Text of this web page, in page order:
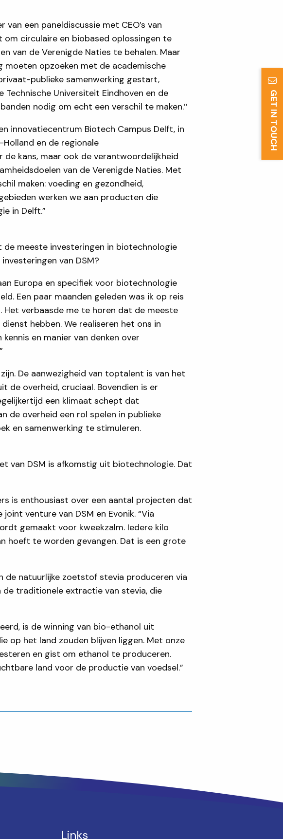
GET IN TOUCH
een paneldiscussie met CEO’s van
circulaire en biobased oplossingen te
van de Verenigde Naties te behalen. Maar
moeten opzoeken met de academische
publieke samenwerking gestart,
Universiteit Eindhoven en de
nodig om echt een verschil te maken.’’
innovatiecentrum Biotech Campus Delft, in
en de regionale
kans, maar ook de verantwoordelijkheid
van de Verenigde Naties. Met
maken: voeding en gezondheid,
werken we aan producten die
in Delft.”
de meeste investeringen in biotechnologie
van DSM?
Europa en specifiek voor biotechnologie
Een paar maanden geleden was ik op reis
Het verbaasde me te horen dat de meeste
hebben. We realiseren het ons in
en manier van denken over
De aanwezigheid van toptalent is van het
de overheid, cruciaal. Bovendien is er
een klimaat schept dat
de overheid een rol spelen in publieke
en samenwerking te stimuleren.
van DSM is afkomstig uit biotechnologie. Dat
is enthousiast over een aantal projecten dat
venture van DSM en Evonik. “Via
gemaakt voor kweekzalm. Iedere kilo
hoeft te worden gevangen. Dat is een grote
de natuurlijke zoetstof stevia produceren via
traditionele extractie van stevia, die
is de winning van bio-ethanol uit
op het land zouden blijven liggen. Met onze
en gist om ethanol te produceren.
land voor de productie van voedsel.”
Links